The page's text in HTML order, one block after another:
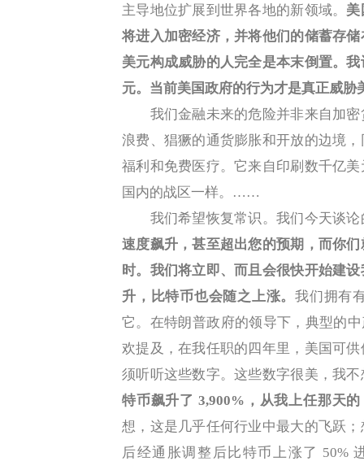
主导地位扩展到世界各地的新领域。 美
将进入加密经济，并将他们的储蓄存
美元构成威胁的人完全是本末倒置。
元。当前美国政府的行为才是真正威
我们金融未来的危险并非来自加密
浪费、猖獗的通货膨胀和开放的边境
福利和免费医疗。它来自印刷数千亿
国内的战区一样。……
我们希望恢复常识。我们今天谈论
速度飙升，甚至超出您的预期，而你
时。我们将立即、而且会很快开始建
升，比特币也会随之上涨。 我们拥有
它。在特朗普政府的领导下，典型的
欢提及，在我任职的四年里，美国可
须听听这些数字。这些数字很美，我
特币飙升了 3,900%，从我上任那天
想，这是几乎任何行业中最大的飞跃
后经通胀调整后比特币上涨了 50%